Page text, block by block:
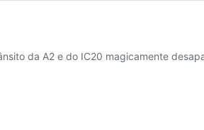
da A2 e do IC20 magicamente